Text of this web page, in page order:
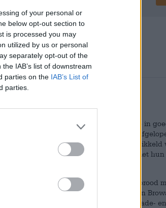
of your personal or
below opt-out section to
is processed you may
utilized by us or personal
separately opt-out of the
IAB’s list of downstream
parties on the IAB’s List of
parties.
Scheepvaart
(0)
kunst was en de enige drank die in
ambachtelijk bier zich de
sommeliers hebben een voorliefde ontwikkeld
al lang de hoppige meesterwerken met
forel op in salieboter geroosterd speltbrood
is bijvoorbeeld de Freeky APA van
Pale Ale is op smaak gebracht met Cascade-